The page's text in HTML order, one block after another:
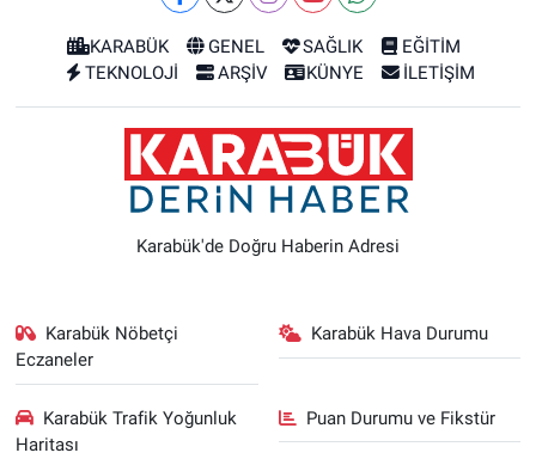
KARABÜK GENEL SAĞLIK
EĞİTİM
TEKNOLOJİ
ARŞİV KÜNYE İLETİŞİM
Karabük'de Doğru Haberin Adresi
Karabük Nöbetçi
Eczaneler
Karabük Hava Durumu
Karabük Trafik Yoğunluk
Haritası
Puan Durumu ve Fikstür